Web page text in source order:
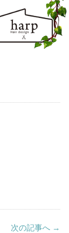
次の記事へ →